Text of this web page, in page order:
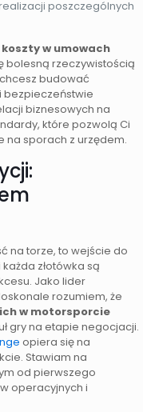
poszczególnych
w umowach
bolesną rzeczywistością
budować
bezpieczeństwie
biznesowych na
które pozwolą Ci
na sporach z urzędem.
na torze, to wejście do
złotówka są
Jako lider
rozumiem, że
w motorsporcie
gry na etapie negocjacji.
opiera się na
Stawiam na
od pierwszego
operacyjnych i